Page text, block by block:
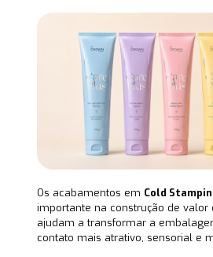
Os acabamentos em Cold
importante na construção de valor
ajudam a transformar a
contato mais atrativo, sensorial e